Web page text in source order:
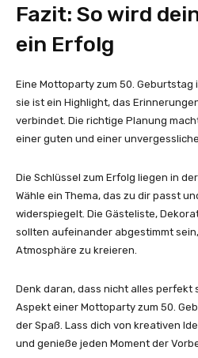
Fazit: So wird
ein Erfolg
Eine Mottoparty zum 50. Geburtstag
sie ist ein Highlight, das
verbindet. Die richtige Planung
einer guten und einer
Die Schlüssel zum Erfolg liegen in
Wähle ein Thema, das zu dir passt
widerspiegelt. Die Gästeliste,
sollten aufeinander abgestimmt
Atmosphäre zu kreieren.
Denk daran, dass nicht alles perfekt
Aspekt einer Mottoparty zum 50.
der Spaß. Lass dich von kreativen
und genieße jeden Moment der